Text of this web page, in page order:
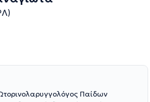
Παίδων